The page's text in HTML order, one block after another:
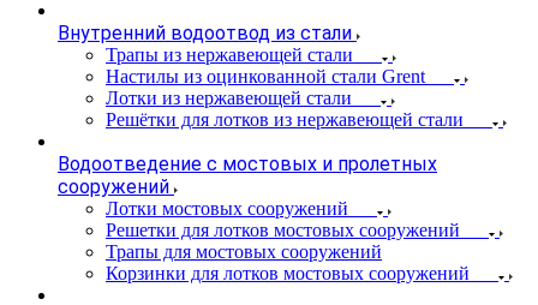
Внутренний водоотвод из стали
Трапы из нержавеющей стали
Настилы из оцинкованной стали Grent
Лотки из нержавеющей стали
Решётки для лотков из нержавеющей стали
Водоотведение с мостовых и пролетных
сооружений
Лотки мостовых сооружений
Решетки для лотков мостовых сооружений
Трапы для мостовых сооружений
Корзинки для лотков мостовых сооружений